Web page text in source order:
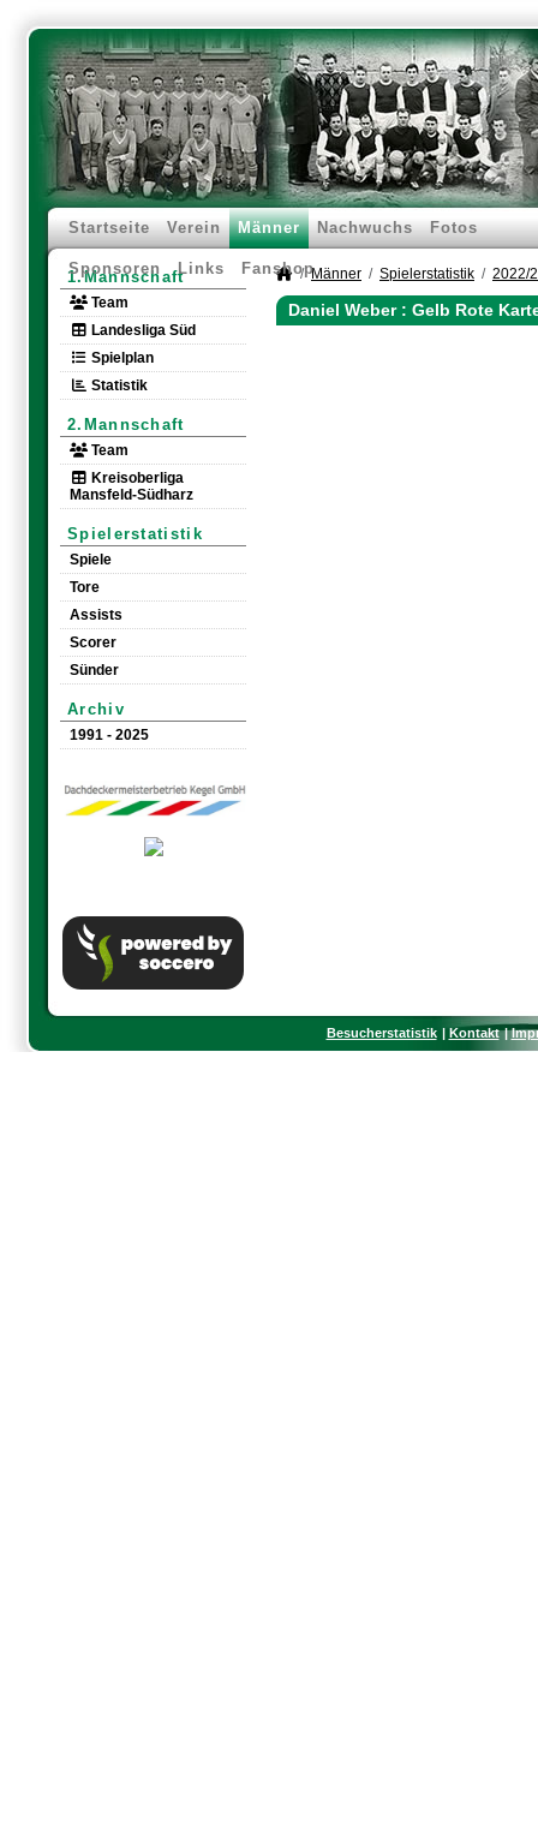
Startseite Verein Männer Nachwuchs Fotos
Sponsoren Links Fanshop
1.Mannschaft
Team
Landesliga Süd
Spielplan
Statistik
2.Mannschaft
Team
Kreisoberliga
Mansfeld-Südharz
Spielerstatistik
Spiele
Tore
Assists
Scorer
Sünder
Archiv
1991 - 2025
Männer Spielerstatistik 2022/
Daniel Weber : Gelb Rote
Besucherstatistik Kontakt